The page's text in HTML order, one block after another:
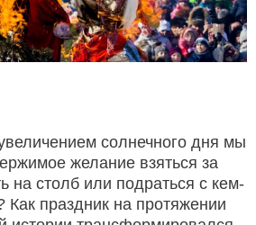
солнечного дня мы
желание взяться за
на столб или подраться с кем-
Как праздник на протяжении